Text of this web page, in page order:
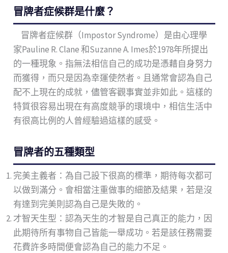
冒牌者症候群是什麼？
冒牌者症候群（Impostor Syndrome）是由心理學
家Pauline R. Clane 和Suzanne A. Imes於1978年所提出
的一種現象。指無法相信自己的成功是憑藉自身努力
而獲得，而只是因為幸運使然者。且通常會認為自己
配不上現在的成就，儘管客觀事實並非如此。這樣的
特質很容易出現在有高度競爭的環境中，相信生活中
有很高比例的人曾經驗過這樣的感受。
冒牌者的五種類型
完美主義者：為自己設下很高的標準，期待每次都可
以做到滿分。會相當注重做事的細節及結果，若是沒
有達到完美則認為自己是失敗的。
才智天生型：認為天生的才智是自己真正的能力，因
此期待所有事物自己皆能一舉成功。若是該任務需要
花費許多時間便會認為自己的能力不足。